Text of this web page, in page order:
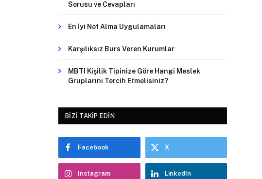
Sorusu ve Cevapları
En İyi Not Alma Uygulamaları
Karşılıksız Burs Veren Kurumlar
MBTI Kişilik Tipinize Göre Hangi Meslek
Gruplarını Tercih Etmelisiniz?
BIZI TAKIP EDIN
Facebook X
Instagram LinkedIn